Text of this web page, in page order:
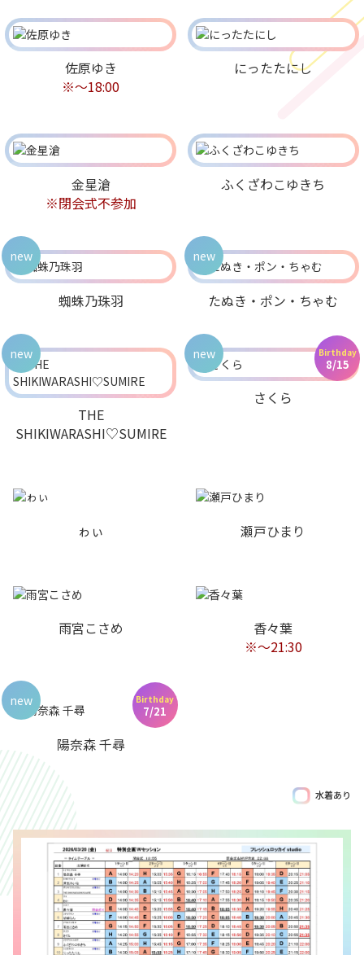
佐原ゆき
※～18:00
にったたにし
金星滄
※閉会式不参加
ふくざわこゆきち
Birthday
8/15
蜘蛛乃珠羽
new
たぬき・ポン・ちゃむ
new
THE
SHIKIWARASHI♡SUMIRE
new
さくら
new
ゎぃ
Birthday
7/21
瀬戸ひまり
雨宮こさめ
香々葉
※〜21:30
陽奈森 千尋
new
水着あり